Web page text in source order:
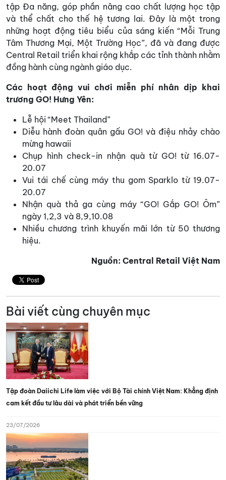
tập Đa năng, góp phần nâng cao chất lượng học tập
và thể chất cho thế hệ tương lai. Đây là một trong
những hoạt động tiêu biểu của sáng kiến “Mỗi Trung
Tâm Thương Mại, Một Trường Học”, đã và đang được
Central Retail triển khai rộng khắp các tỉnh thành nhằm
đồng hành cùng ngành giáo dục.
Các hoạt động vui chơi miễn phí nhân dịp khai
trương GO! Hưng Yên:
Lễ hội “Meet Thailand”
Diễu hành đoàn quân gấu GO! và điệu nhảy chào
mừng hawaii
Chụp hình check-in nhận quà từ GO! từ 16.07-
20.07
Vui tái chế cùng máy thu gom Sparklo từ 19.07-
20.07
Nhận quà thả ga cùng máy “GO! Gắp GO! Ôm”
ngày 1,2,3 và 8,9,10.08
Nhiều chương trình khuyến mãi lớn từ 50 thương
hiệu.
Nguồn: Central Retail Việt Nam
Bài viết cùng chuyên mục
Tập đoàn Daiichi Life làm việc với Bộ Tài chính Việt Nam: Khẳng định
cam kết đầu tư lâu dài và phát triển bền vững
23/07/2026